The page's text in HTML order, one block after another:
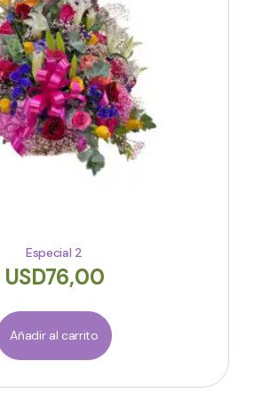
Especial 2
USD76,00
Añadir al carrito